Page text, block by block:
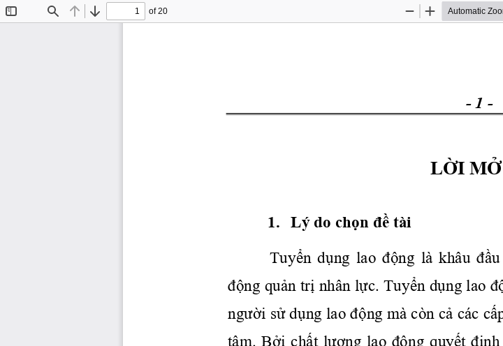
Find Previous
Next
of 20
Zoom
Zoom
- 1 -
LỜI MỞ
1.   Lý do chọn đề tài
Tuyển dụng
  lao
động
  là  khâu
đầu
động quản trị nhân lực. Tuyển dụng lao
người sử dụng lao động mà còn cả các
tâm. Bởi chất lượng lao động quyết định